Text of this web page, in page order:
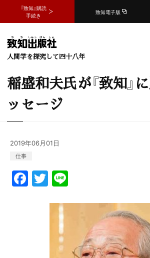
『致知』購読
手続き
致知電子版
人間学を探究して四十八年
稲盛和夫氏が『致知』
ッセージ
2019年06月01日
仕事
F
a
T
w
itt
er
e